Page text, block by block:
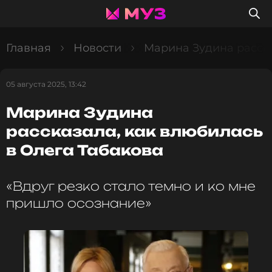
Главная Новости Марина Зудина
05 августа 2025, 13:42
Марина Зудина
рассказала, как влюбилась
в Олега Табакова
«Вдруг резко стало темно и ко мне
пришло осознание»